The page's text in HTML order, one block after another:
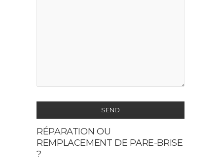
SEND
This
field
should
RÉPARATION OU
REMPLACEMENT DE PARE-BRISE
?